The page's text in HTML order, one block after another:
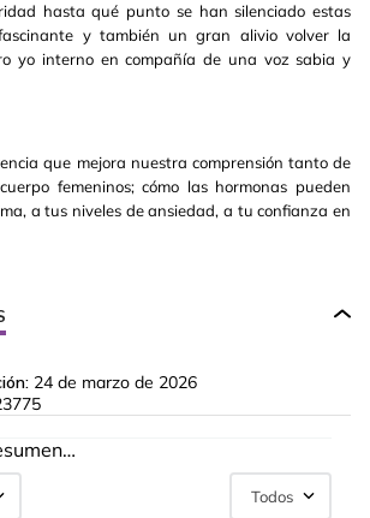
hasta qué punto se han silenciado estas
fascinante y también un gran alivio volver la
yo interno en compañía de una voz sabia y
que mejora nuestra comprensión tanto de
femeninos; cómo las hormonas pueden
a tus niveles de ansiedad, a tu confianza en
24 de marzo de 2026
Todos